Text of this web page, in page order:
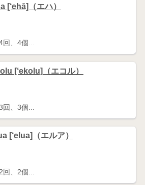
[‘ehā]（エハ）
回、4個...
[‘ekolu]（エコル）
回、3個...
[‘elua]（エルア）
回、2個...